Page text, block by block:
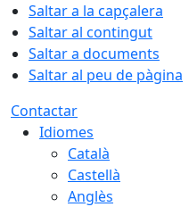
Saltar a la capçalera
Saltar al contingut
Saltar a documents
Saltar al peu de pàgina
Contactar
Idiomes
Català
Castellà
Anglès